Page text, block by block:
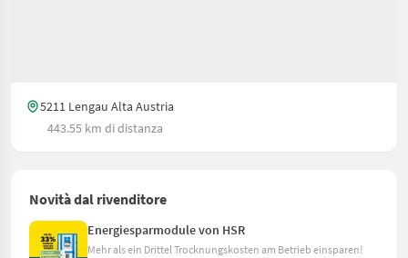
5211 Lengau Alta Austria
443.55 km di distanza
Novità dal rivenditore
Energiesparmodule von HSR
Mehr als ein Drittel Trocknungskosten am Betrieb einsparen!